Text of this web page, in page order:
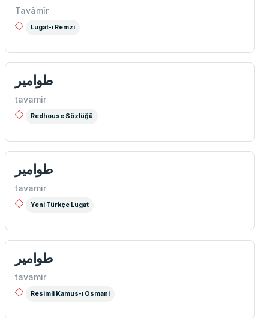
Tavâmîr
Lugat-ı Remzi
طوامیر
tavamir
Redhouse Sözlüğü
طوامیر
tavamir
Yeni Türkçe Lugat
طوامیر
tavamir
Resimli Kamus-ı Osmani